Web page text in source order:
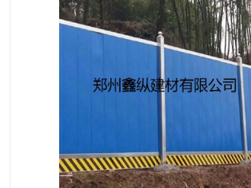
彩钢板
生产加工单板复合围挡 市